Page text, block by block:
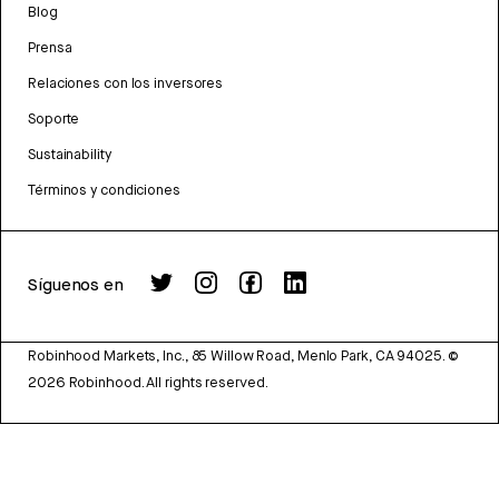
Blog
Prensa
Relaciones con los inversores
Soporte
Sustainability
Términos y condiciones
Síguenos en
Robinhood Markets, Inc., 85 Willow Road, Menlo Park, CA 94025. ©
2026 Robinhood. All rights reserved.